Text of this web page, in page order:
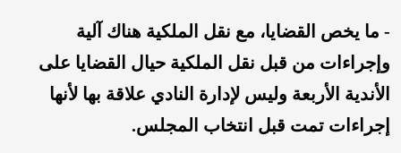
- ما يخص القضايا، مع نقل الملكية هناك آلية
وإجراءات من قبل نقل الملكية حيال القضايا على
الأندية الأربعة وليس لإدارة النادي علاقة بها لأنها
إجراءات تمت قبل انتخاب المجلس.